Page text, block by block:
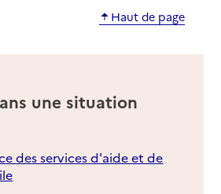
Haut de page
une situation
des services d'aide et de